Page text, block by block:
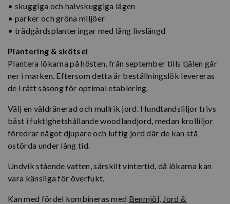
• skuggiga och halvskuggiga lägen
• parker och gröna miljöer
• trädgårdsplanteringar med lång livslängd
Plantering & skötsel
Plantera lökarna på hösten, från september tills tjälen går
ner i marken. Eftersom detta är beställningslök levereras
de i rätt säsong för optimal etablering.
Välj en väldränerad och mullrik jord. Hundtandsliljor trivs
bäst i fuktighetshållande woodlandjord, medan krolliljor
föredrar något djupare och luftig jord där de kan stå
ostörda under lång tid.
Undvik stående vatten, särskilt vintertid, då lökarna kan
vara känsliga för överfukt.
Kan med fördel kombineras med Benmjöl Jord &